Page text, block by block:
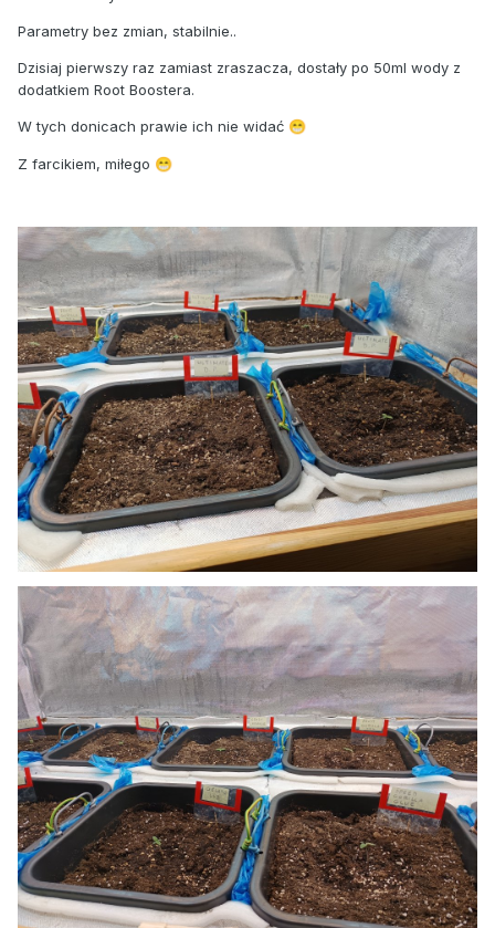
Parametry bez zmian, stabilnie..
Dzisiaj pierwszy raz zamiast zraszacza, dostały po 50ml wody z
dodatkiem Root Boostera.
W tych donicach prawie ich nie widać 😁
Z farcikiem, miłego 😁